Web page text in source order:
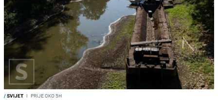
/SVIJET I PRIJE OKO 5H